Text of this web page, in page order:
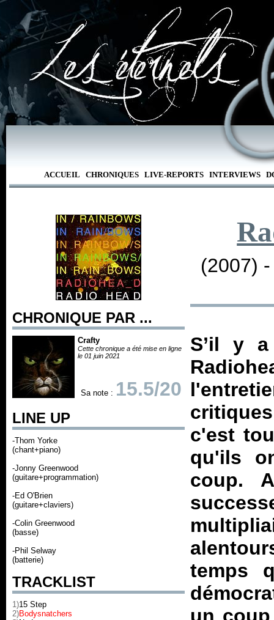
ACCUEIL CHRONIQUES LIVE-REPORTS INTERVIEWS
CHRONIQUE PAR ...
Crafty
Cette chronique a été mise en ligne
le 01 juin 2021
Sa note : 15.5/20
LINE UP
-Thom Yorke
(chant+piano)
-Jonny Greenwood
(guitare+programmation)
-Ed O'Brien
(guitare+claviers)
-Colin Greenwood
(basse)
-Phil Selway
(batterie)
TRACKLIST
1)15 Step
2)Bodysnatchers
(2007)
S’il y
c'est
qu'ils
coup.
temps